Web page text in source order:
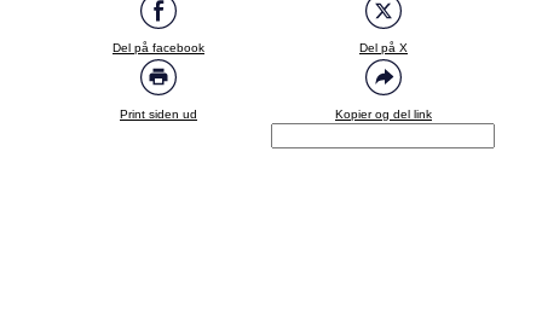
Del på facebook Del på X
Print siden ud Kopier og del link